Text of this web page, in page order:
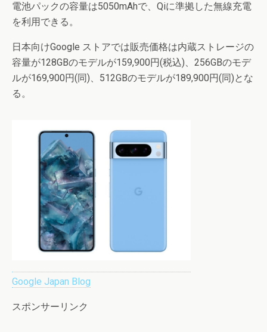
電池パックの容量は5050mAhで、Qiに準拠した無線充電
を利用できる。
日本向けGoogle ストアでは販売価格は内蔵ストレージの
容量が128GBのモデルが159,900円(税込)、256GBのモデ
ルが169,900円(同)、512GBのモデルが189,900円(同)とな
る。
Google Japan Blog
スポンサーリンク